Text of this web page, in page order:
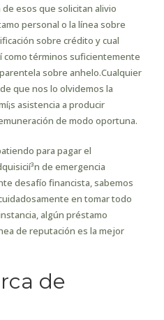
esos que solicitan alivio
personal o la línea sobre
sobre crédito y cual
términos suficientemente
sobre anhelo.Cualquier
que nos lo olvidemos la
asistencia a producir
de modo oportuna.
para pagar el
de emergencia
desafío financista, sabemos
en tomar todo
algún préstamo
de reputación es la mejor
de